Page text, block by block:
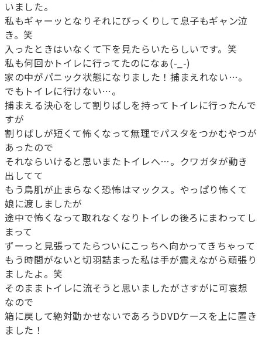
いました。
私もギャーッとなりそれにびっくりして息子もギャン泣
き。笑
入ったときはいなくて下を見たらいたらしいです。笑
私も何回かトイレに行ってたのになぁ(-_-)
家の中がパニック状態になりました！捕まえれない…。
でもトイレに行けない…。
捕まえる決心をして割りばしを持ってトイレに行ったんで
すが
割りばしが短くて怖くなって無理でパスタをつかむやつが
あったので
それならいけると思いまたトイレへ…。クワガタが動き
出してて
もう鳥肌が止まらなく恐怖はマックス。やっぱり怖くて
娘に渡しましたが
途中で怖くなって取れなくなりトイレの後ろにまわってし
まって
ずーっと見張ってたらついにこっちへ向かってきちゃって
もう時間がないと切羽詰まった私は手が震えながら頑張り
ましたよ。笑
そのままトイレに流そうと思いましたがさすがに可哀想
なので
箱に戻して絶対動かせないであろうDVDケースを上に置き
ました！